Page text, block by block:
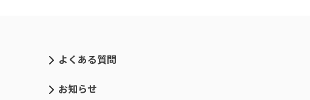
よくある質問
お知らせ